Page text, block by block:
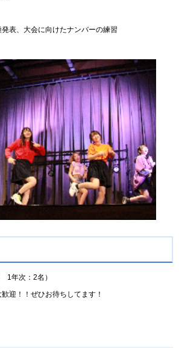
表、大会に向けたナンバーの練習
1年次：2名）
迎！！ぜひお待ちしてます！